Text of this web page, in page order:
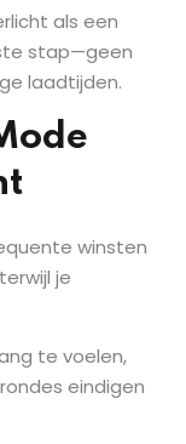
als een
stap—geen
laadtijden.
winsten
je
te voelen,
eindigen